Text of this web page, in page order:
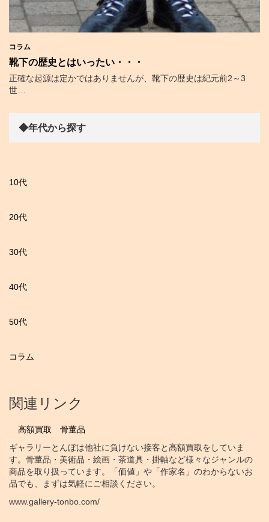
コラム
靴下の歴史とはいったい・・・
正確な起源は定かではありませんが、靴下の歴史は紀元前2～3
世…
◆年代から探す
10代
20代
30代
40代
50代
コラム
関連リンク
高額買取 骨董品
ギャラリーとんぼは他社に負けない接客と高額買取をしていま
す。骨董品・美術品・絵画・茶道具・掛軸など様々なジャンルの
商品を取り扱っています。「価値」や「作家名」のわからないお
品でも、まずは気軽にご相談ください。
www.gallery-tonbo.com/